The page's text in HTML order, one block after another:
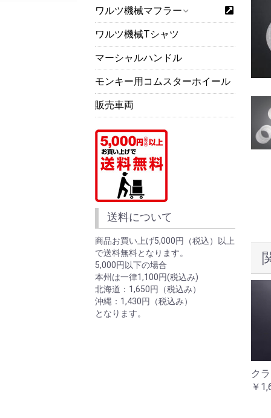
ワルツ機械マフラー
ワルツ機械Tシャツ
マーシャルハンドル
モンキー用コムスターホイール
販売車両
送料について
商品お買い上げ5,000円（税込）以上
で送料無料となります。
5,000円以下の場合
本州は一律1,100円(税込み)
北海道：1,650円（税込み）
沖縄：1,430円（税込み）
となります。
ク
￥